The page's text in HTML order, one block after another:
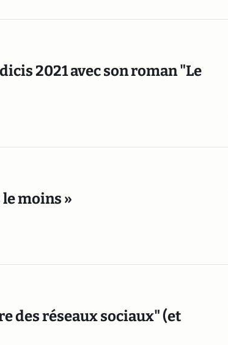
2021 avec son roman "Le
moins »
des réseaux sociaux" (et